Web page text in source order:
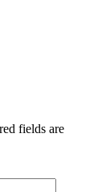
fields are